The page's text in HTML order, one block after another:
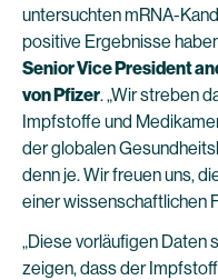
untersuchten mRNA-
positive Ergebnisse
Senior Vice President
von Pfizer. „Wir streben
Impfstoffe und
der globalen
denn je. Wir freuen uns,
einer wissenschaftlichen
„Diese vorläufigen Daten
zeigen, dass der